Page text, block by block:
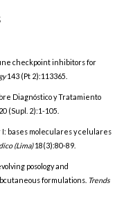
checkpoint inhibitors for
143 (Pt 2):113365.
Diagnóstico y Tratamiento
20 (Supl. 2):1-105.
I: bases moleculares y celulares
(Lima)18(3):80-89.
posology and
formulations. Trends